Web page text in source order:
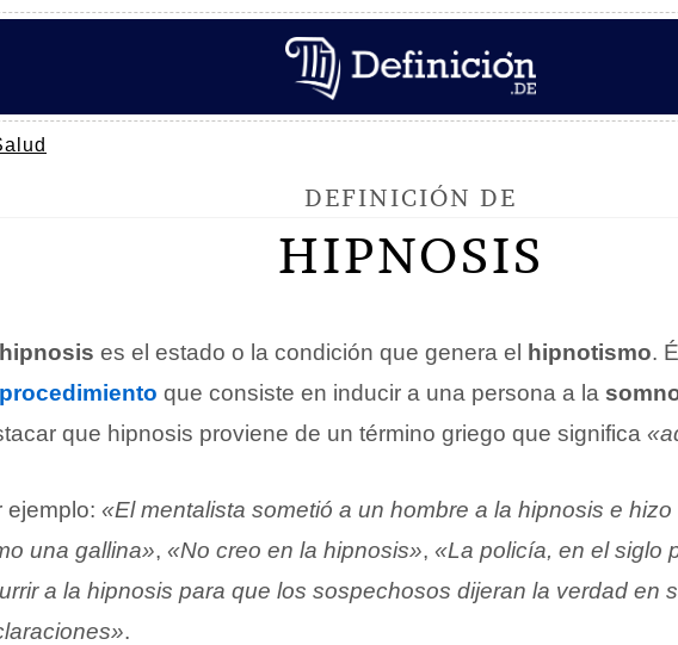
DEFINICIÓN DE
HIPNOSIS
hipnosis es el estado o la condición que genera el hipnotismo.
procedimiento que consiste en inducir a una persona a la
que hipnosis proviene de un término griego que significa
ejemplo: «El mentalista sometió a un hombre a la hipnosis e
una gallina», «No creo en la hipnosis», «La policía, en el siglo
a la hipnosis para que los sospechosos dijeran la verdad en
.